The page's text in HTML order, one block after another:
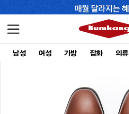
남성 여성 가방 잡화 의류